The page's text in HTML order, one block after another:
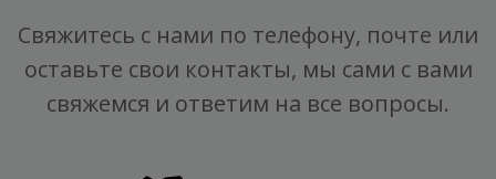
Свяжитесь с нами по телефону, почте или
оставьте свои контакты, мы сами с вами
свяжемся и ответим на все вопросы.